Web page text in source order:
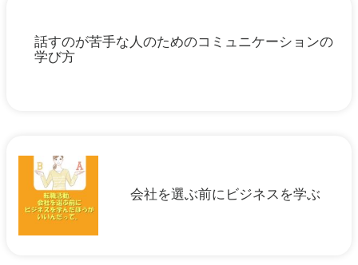
話すのが苦手な人のためのコミュニケーションの
学び方
会社を選ぶ前にビジネスを学ぶ